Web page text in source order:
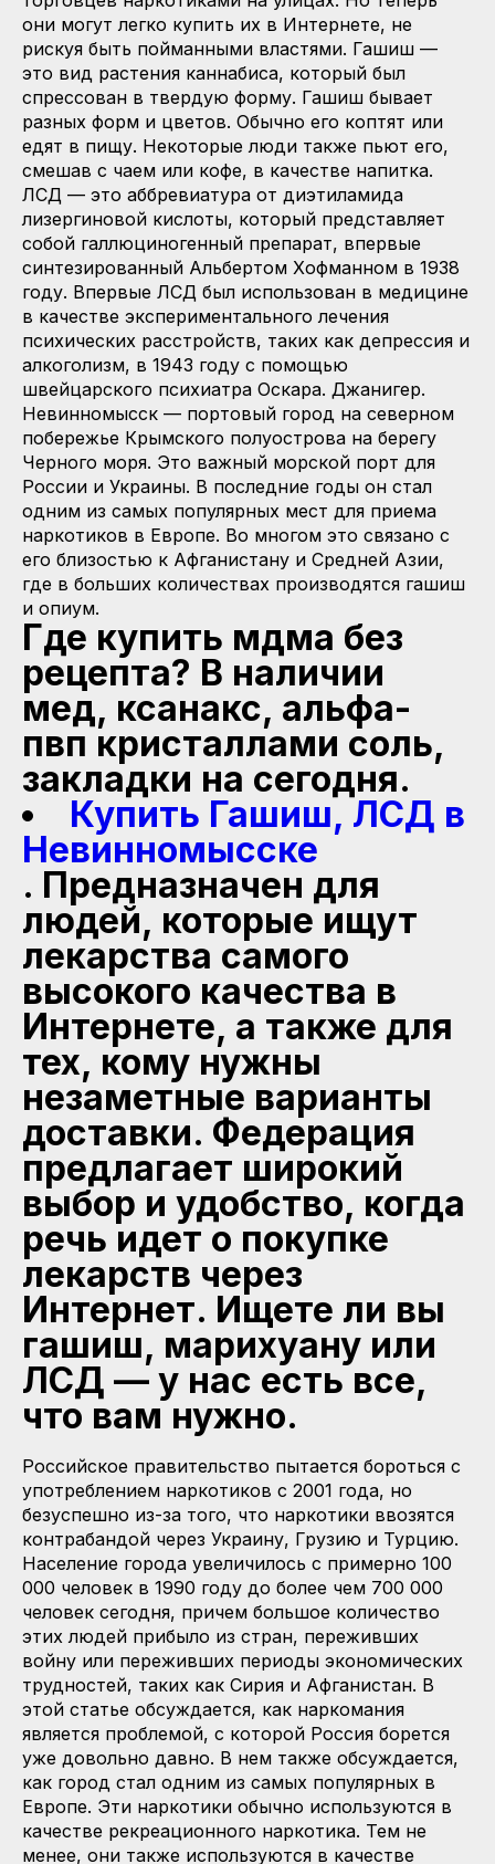
они могут легко купить их в Интернете, не
рискуя быть пойманными властями. Гашиш —
это вид растения каннабиса, который был
спрессован в твердую форму. Гашиш бывает
разных форм и цветов. Обычно его коптят или
едят в пищу. Некоторые люди также пьют его,
смешав с чаем или кофе, в качестве напитка.
ЛСД — это аббревиатура от диэтиламида
лизергиновой кислоты, который представляет
собой галлюциногенный препарат, впервые
синтезированный Альбертом Хофманном в 1938
году. Впервые ЛСД был использован в медицине
в качестве экспериментального лечения
психических расстройств, таких как депрессия и
алкоголизм, в 1943 году с помощью
швейцарского психиатра Оскара. Джанигер.
Невинномысск — портовый город на северном
побережье Крымского полуострова на берегу
Черного моря. Это важный морской порт для
России и Украины. В последние годы он стал
одним из самых популярных мест для приема
наркотиков в Европе. Во многом это связано с
его близостью к Афганистану и Средней Азии,
где в больших количествах производятся гашиш
и опиум.
Где купить мдма без
рецепта? В наличии
мед, ксанакс, альфа-
пвп кристаллами соль,
закладки на сегодня.
Купить Гашиш, ЛСД в
Невинномысске
. Предназначен для
людей, которые ищут
лекарства самого
высокого качества в
Интернете, а также для
тех, кому нужны
незаметные варианты
доставки. Федерация
предлагает широкий
выбор и удобство, когда
речь идет о покупке
лекарств через
Интернет. Ищете ли вы
гашиш, марихуану или
ЛСД — у нас есть все,
что вам нужно.
Российское правительство пытается бороться с
употреблением наркотиков с 2001 года, но
безуспешно из-за того, что наркотики ввозятся
контрабандой через Украину, Грузию и Турцию.
Население города увеличилось с примерно 100
000 человек в 1990 году до более чем 700 000
человек сегодня, причем большое количество
этих людей прибыло из стран, переживших
войну или переживших периоды экономических
трудностей, таких как Сирия и Афганистан. В
этой статье обсуждается, как наркомания
является проблемой, с которой Россия борется
уже довольно давно. В нем также обсуждается,
как город стал одним из самых популярных в
Европе. Эти наркотики обычно используются в
качестве рекреационного наркотика. Тем не
менее, они также используются в качестве